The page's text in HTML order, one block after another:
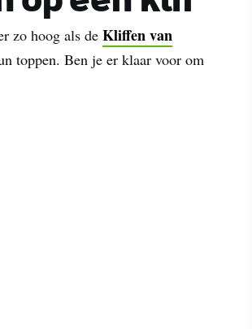
zo hoog als de Kliffen van
toppen. Ben je er klaar voor om